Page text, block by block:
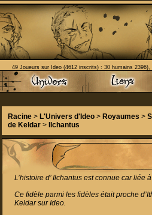
49 Joueurs sur Ideo (4612 inscrits) : 30 humains
Racine> L'Univers d'Ideo> Royaumes >
de Keldar> Ilchantus
L’histoire d’ Ilchantus est connue car liée
Ce fidèle parmi les fidèles était proche
Keldar sur Ideo.